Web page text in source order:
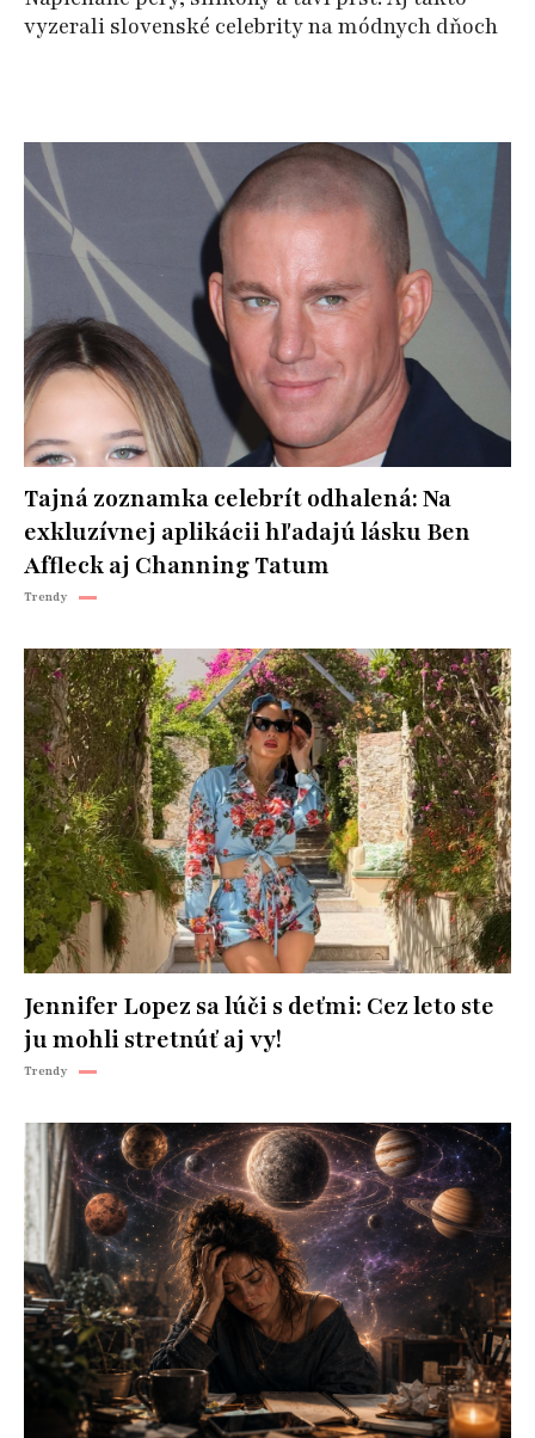
vyzerali slovenské celebrity na módnych dňoch
Tajná zoznamka celebrít odhalená: Na
exkluzívnej aplikácii hľadajú lásku Ben
Affleck aj Channing Tatum
Trendy
Jennifer Lopez sa lúči s deťmi: Cez leto ste
ju mohli stretnúť aj vy!
Trendy